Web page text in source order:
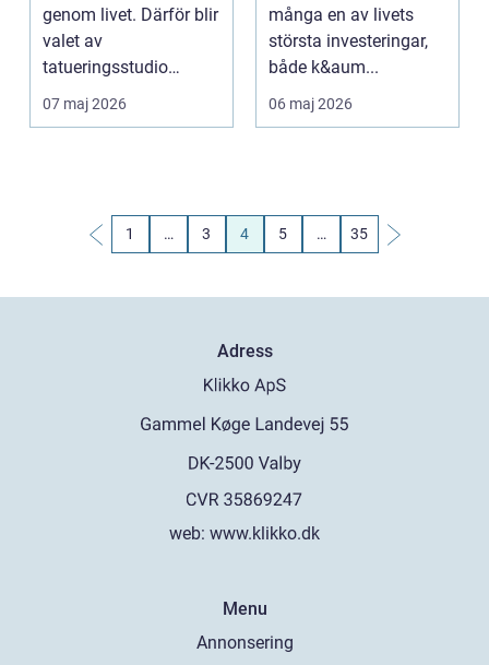
genom livet. Därför blir
valet av
tatueringsstudio
nästan lika viktigt som
07 maj 2026
många en av livets
största investeringar,
både k&aum...
06 maj 2026
1 … 3 4 5 … 35
Adress
web: www.klikko.dk
Menu
Annonsering